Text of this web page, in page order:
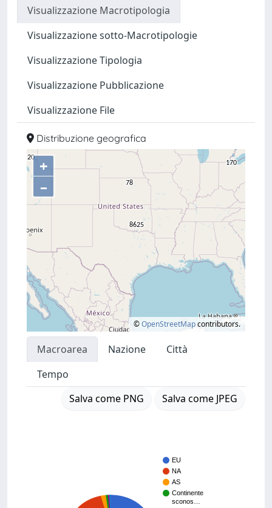
Visualizzazione Macrotipologia
Visualizzazione sotto-Macrotipologie
Visualizzazione Tipologia
Visualizzazione Pubblicazione
Visualizzazione File
Distribuzione geografica
+
–
©OpenStreetMapcontributors.
Macroarea Nazione
Città
Tempo
Salva come PNG
Salva come JPEG
EU
NA
AS
Continente
sconos…